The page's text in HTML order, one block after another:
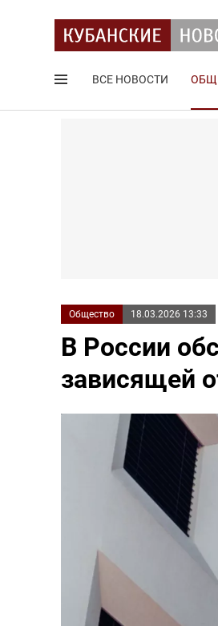
ВСЕ НОВОСТИ
Общество 18.03.2026 13:33
В России
зависящей